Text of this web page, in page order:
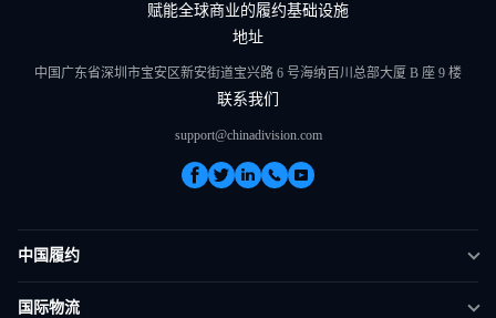
赋能全球商业的履约基础设施
地址
中国广东省深圳市宝安区新安街道宝兴路 6 号海纳百川总部大厦 B 座 9 楼
联系我们
support@chinadivision.com
中国履约
国际物流